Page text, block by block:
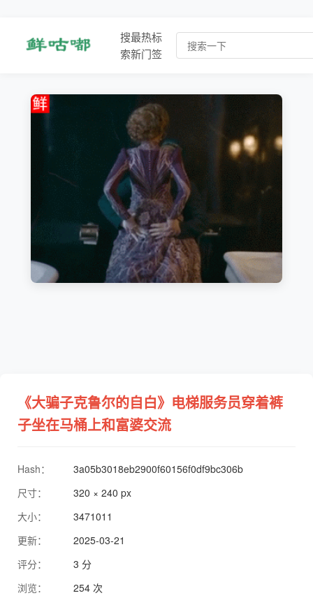
搜
索
最
新
热
门
标
签
《大骗子克鲁尔的自白》电梯服务员穿着裤
子坐在马桶上和富婆交流
Hash：
3a05b3018eb2900f60156f0df9bc306b
尺寸：
320 × 240 px
大小：
3471011
更新：
2025-03-21
评分：
3 分
浏览：
254 次